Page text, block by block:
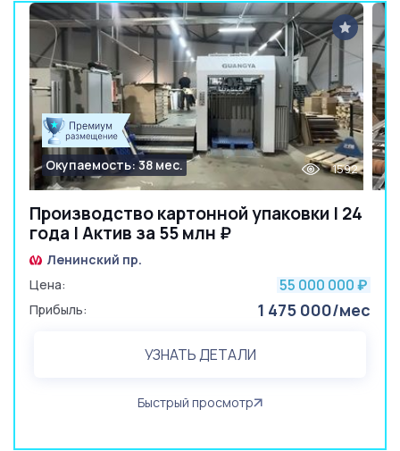
Производство картонной упаковки | 24
года | Актив за 55 млн ₽
Окупаемость: 38 мес. 1592
Ленинский пр.
Цена:
55 000 000 ₽
Прибыль: 1 475 000/мес
УЗНАТЬ ДЕТАЛИ
Быстрый просмотр